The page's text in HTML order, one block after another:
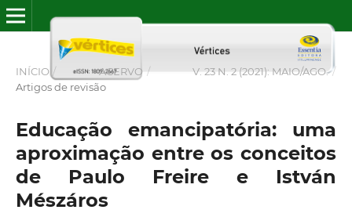
INÍCIO / ACERVO / V. 23 N. 2 (2021): MAIO/AGO. /
Artigos de revisão
Educação emancipatória: uma
aproximação entre os conceitos
de Paulo Freire e István
Mészáros